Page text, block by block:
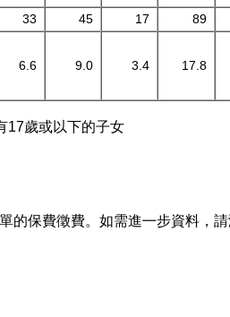
33 45 17 89
6.6 9.0 3.4 17.8
17歲或以下的子女
的保費徵費。如需進㇐步資料，